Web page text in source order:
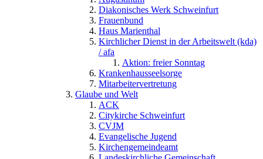
Diakonisches Werk Schweinfurt
Frauenbund
Haus Marienthal
Kirchlicher Dienst in der Arbeitswelt (kda)
/ afa
Aktion: freier Sonntag
Krankenhausseelsorge
Mitarbeitervertretung
Glaube und Welt
ACK
Citykirche Schweinfurt
CVJM
Evangelische Jugend
Kirchengemeindeamt